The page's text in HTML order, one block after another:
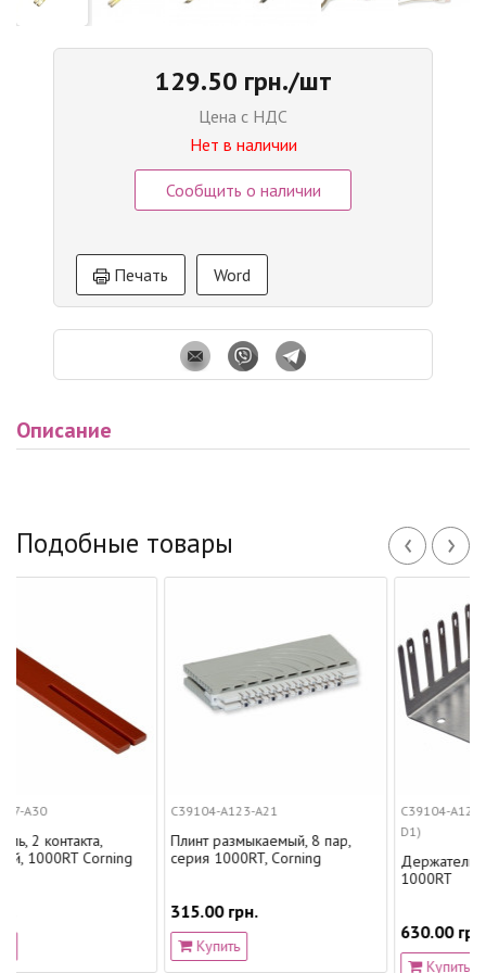
129.50 грн./шт
Цена с НДС
Нет в наличии
Сообщить о наличии
Печать Word
Описание
Подобные товары ‹ ›
Corning
C39104-A123-A21
Плинт размыкаемый, 8 пар,
серия 1000RT, Corning
315.00 грн.
Купить
C39104-A123-C502
Держатель 5-ти
630.00 грн.
Купить